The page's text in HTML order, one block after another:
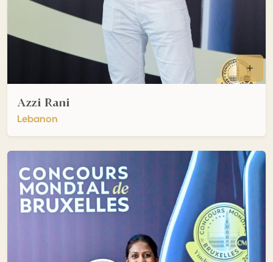
Azzi Rani
Lebanon